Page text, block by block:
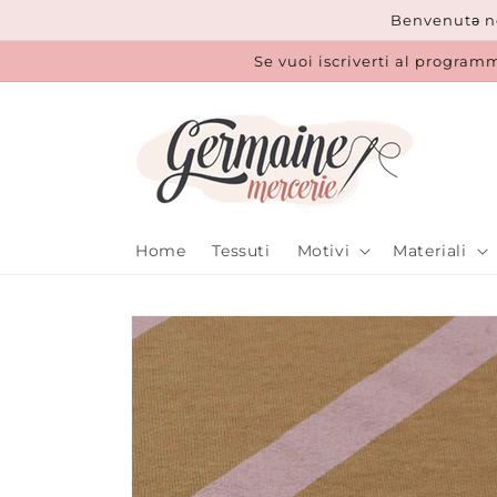
ai contenuti
Benvenutǝ
Se vuoi iscriverti al
Home Tessuti Motivi Materiali
Passa alle
informazioni
sul prodotto